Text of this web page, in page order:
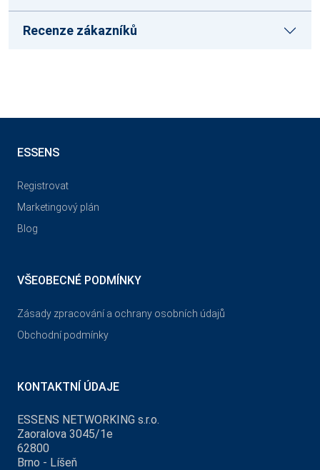
Recenze zákazníků
ESSENS
Registrovat
Marketingový plán
Blog
VŠEOBECNÉ PODMÍNKY
Zásady zpracování a ochrany osobních údajů
Obchodní podmínky
KONTAKTNÍ ÚDAJE
ESSENS NETWORKING s.r.o.
Zaoralova 3045/1e
62800
Brno - Líšeň